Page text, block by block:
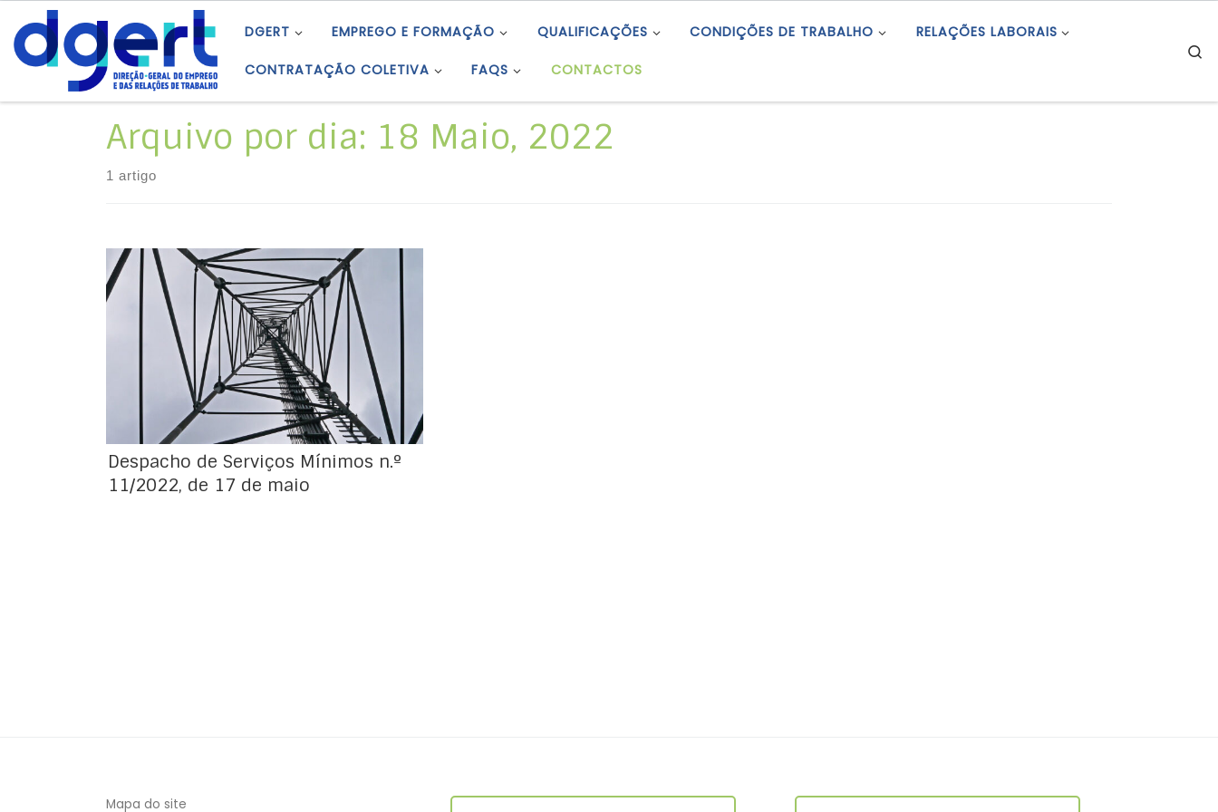
Skip to content DGERT EMPREGO E FORMAÇÃO QUALIFICAÇÕES CONDIÇÕES DE TRABALHO RELAÇÕES LABORAIS
CONTRATAÇÃO COLETIVA FAQS CONTACTOS
Arquivo por dia: 18 Maio, 2022
1 artigo
O Sindicato Nacional dos Trabalhadores dos
Correios e Telecomunicações (SNTCT)
comunicou, mediante aviso prévio, à
empresa CTT – Correios de Portugal, S.A. que
os trabalhadores do CDP de Santa Maria da
Feira (4520) farão greve das 00h00 às
24h00 do dia 20 de maio de 2022.
Despacho de Serviços Mínimos n.º
11/2022, de 17 de maio
Mapa do site